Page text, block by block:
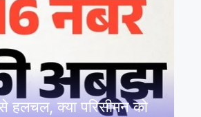
हलचल, क्या परिसीमन को